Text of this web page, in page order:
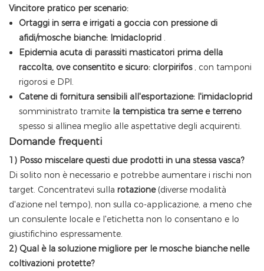
Vincitore pratico per scenario:
Ortaggi in serra e irrigati a goccia con pressione di
afidi/mosche bianche: Imidacloprid.
Epidemia acuta di parassiti masticatori prima della
raccolta, ove consentito e sicuro: clorpirifos, con tamponi
rigorosi e DPI.
Catene di fornitura sensibili all'esportazione: l'imidacloprid
somministrato tramite la tempistica tra seme e terreno
spesso si allinea meglio alle aspettative degli acquirenti.
Domande frequenti
1) Posso miscelare questi due prodotti in una stessa vasca?
Di solito non è necessario e potrebbe aumentare i rischi non
target. Concentratevi sulla rotazione(diverse modalità
d'azione nel tempo), non sulla co-applicazione, a meno che
un consulente locale e l'etichetta non lo consentano e lo
giustifichino espressamente.
2) Qual è la soluzione migliore per le mosche bianche nelle
coltivazioni protette?